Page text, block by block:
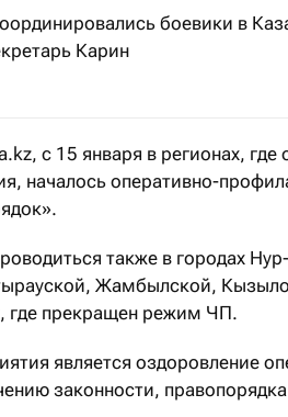
боевики в
Карин
с 15 января в регионах,
началось оперативно-
также в городах
Жамбылской,
где прекращен режим ЧП.
является оздоровление
законности,